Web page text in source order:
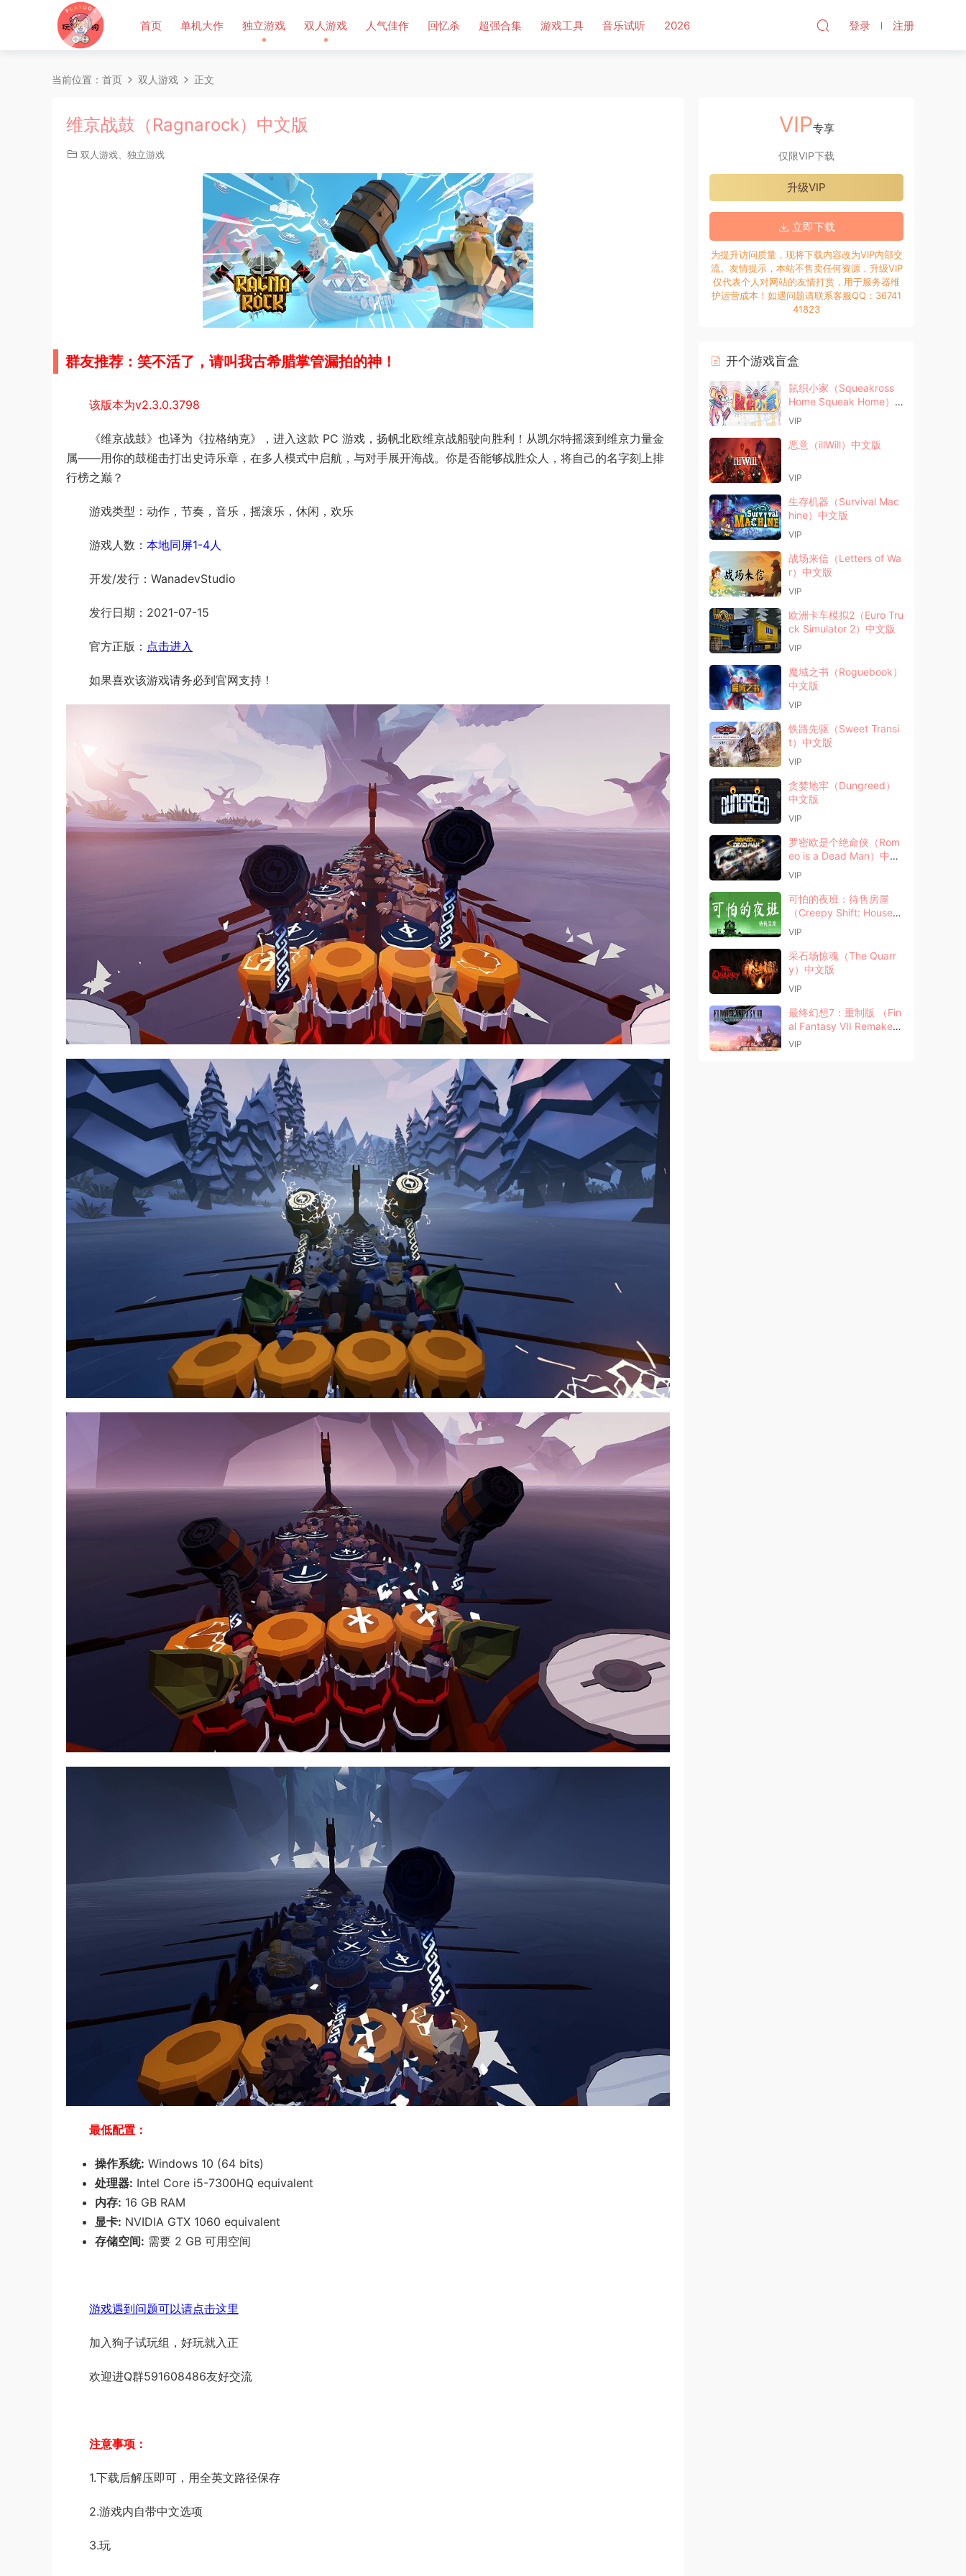
首页 单机大作 独立游戏 双人游戏 人气佳作 回忆杀 超强合集 游戏工具 音乐试听 2026 登录 注册
当前位置： 首页 双人游戏 正文
维京战鼓（Ragnarock）中文版
双人游戏 独立游戏
群友推荐：笑不活了，请叫我古希腊掌管漏拍的神！
该版本为v2.3.0.3798
《维京战鼓》也译为《拉格纳克》，进入这款 PC 游戏，扬帆北欧维京战船驶向胜利！从凯尔特摇滚到维京力量金
属——用你的鼓槌击打出史诗乐章，在多人模式中启航，与对手展开海战。你是否能够战胜众人，将自己的名字刻上排
行榜之巅？
游戏类型：动作，节奏，音乐，摇滚乐，休闲，欢乐
游戏人数： 本地同屏1-4人
开发/发行：WanadevStudio
发行日期：2021-07-15
官方正版： 点击进入
如果喜欢该游戏请务必到官网支持！
最低配置：
操作系统: Windows 10 (64 bits)
处理器: Intel Core i5-7300HQ equivalent
内存: 16 GB RAM
显卡: NVIDIA GTX 1060 equivalent
存储空间: 需要 2 GB 可用空间
游戏遇到问题可以请点击这里
加入狗子试玩组，好玩就入正
欢迎进Q群591608486友好交流
注意事项：
1.下载后解压即可，用全英文路径保存
2.游戏内自带中文选项
3.玩
VIP专享
仅限VIP下载
升级VIP
立即下载
为提升访问质量，现将下载内容改为VIP内部交
流。友情提示，本站不售卖任何资源，升级VIP
仅代表个人对网站的友情打赏，用于服务器维
护运营成本！如遇问题请联系客服QQ：36741
41823
开个游戏盲盒
鼠织小家（Squeakross
Home Squeak Home）
中文版
VIP
恶意（illWill）中文版
VIP
生存机器（Survival Mac
hine）中文版
VIP
战场来信（Letters of Wa
r）中文版
VIP
欧洲卡车模拟2（Euro Tru
ck Simulator 2）中文版
VIP
魔域之书（Roguebook）
中文版
VIP
铁路先驱（Sweet Transi
t）中文版
VIP
贪婪地牢（Dungreed）
中文版
VIP
罗密欧是个绝命侠（Rom
eo is a Dead Man）中文
版
VIP
可怕的夜班：待售房屋
（Creepy Shift: House F
or Sale）中文版
VIP
采石场惊魂（The Quarr
y）中文版
VIP
最终幻想7：重制版 （Fin
al Fantasy VII Remake I
ntergrade）中文版
VIP